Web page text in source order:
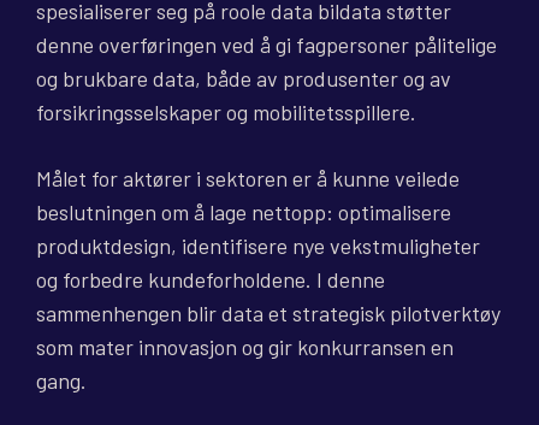
spesialiserer seg på roole data bildata støtter
denne overføringen ved å gi fagpersoner pålitelige
og brukbare data, både av produsenter og av
forsikringsselskaper og mobilitetsspillere.
Målet for aktører i sektoren er å kunne veilede
beslutningen om å lage nettopp: optimalisere
produktdesign, identifisere nye vekstmuligheter
og forbedre kundeforholdene. I denne
sammenhengen blir data et strategisk pilotverktøy
som mater innovasjon og gir konkurransen en
gang.